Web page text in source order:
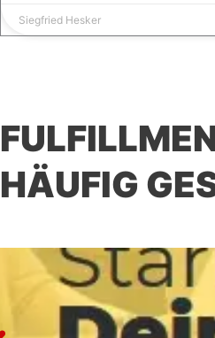
Siegfried Hesker
HÄUFIG